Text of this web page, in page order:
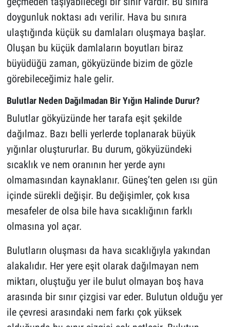
doygunluk noktası adı verilir. Hava bu sınıra
ulaştığında küçük su damlaları oluşmaya başlar.
Oluşan bu küçük damlaların boyutları biraz
büyüdüğü zaman, gökyüzünde bizim de gözle
görebileceğimiz hale gelir.
Bulutlar Neden Dağılmadan Bir Yığın Halinde Durur?
Bulutlar gökyüzünde her tarafa eşit şekilde
dağılmaz. Bazı belli yerlerde toplanarak büyük
yığınlar oluştururlar. Bu durum, gökyüzündeki
sıcaklık ve nem oranının her yerde aynı
olmamasından kaynaklanır. Güneş’ten gelen ısı gün
içinde sürekli değişir. Bu değişimler, çok kısa
mesafeler de olsa bile hava sıcaklığının farklı
olmasına yol açar.
Bulutların oluşması da hava sıcaklığıyla yakından
alakalıdır. Her yere eşit olarak dağılmayan nem
miktarı, oluştuğu yer ile bulut olmayan boş hava
arasında bir sınır çizgisi var eder. Bulutun olduğu yer
ile çevresi arasındaki nem farkı çok yüksek